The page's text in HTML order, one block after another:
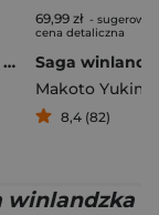
Saga winlandzka Tom 6
69,99 zł -
cena detaliczna
Saga
Makoto
8,4 (82)
winlandzka